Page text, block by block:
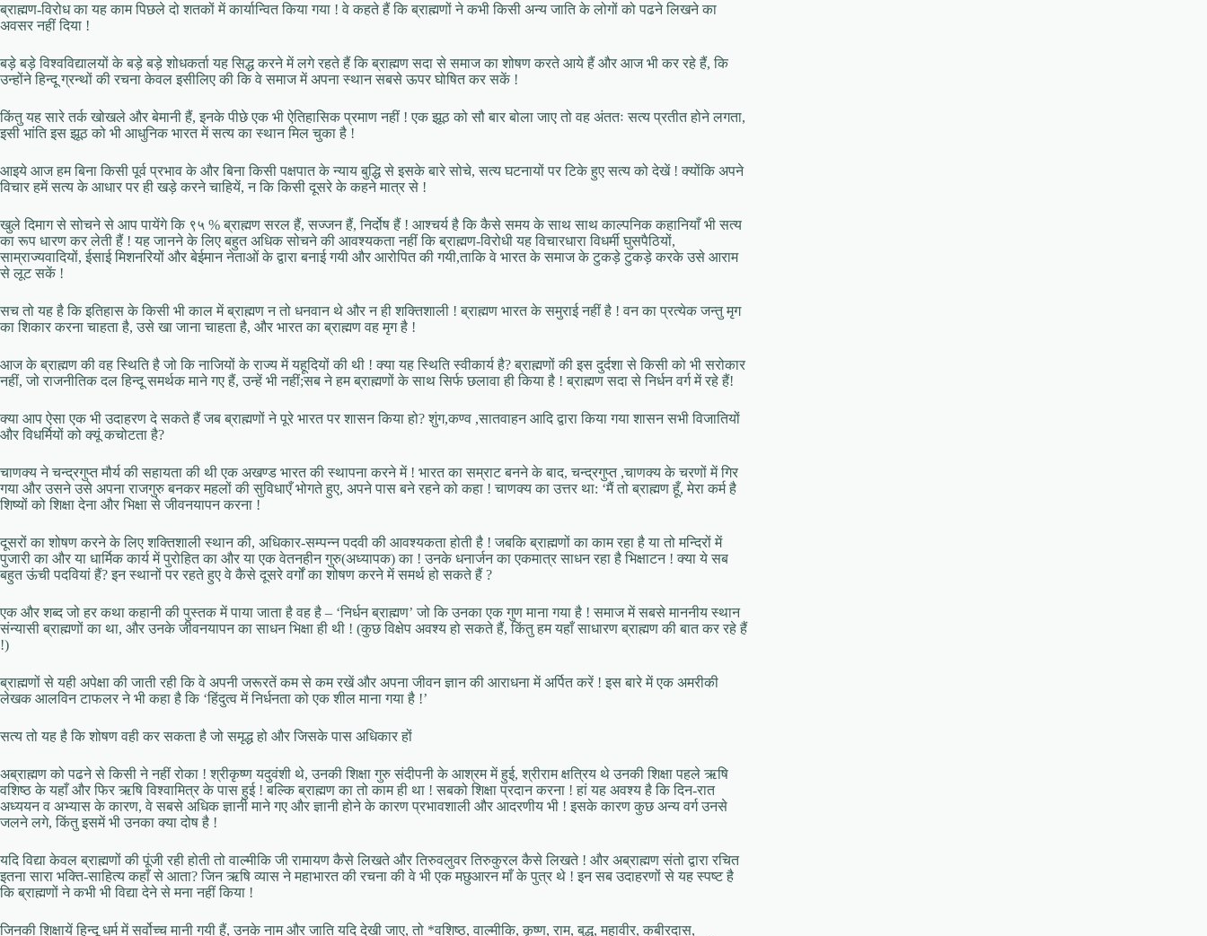
ब्राह्मण-विरोध का यह काम पिछले दो शतकों में कार्यान्वित किया गया ! वे कहते हैं कि ब्राह्मणों ने कभी किसी अन्य जाति के लोगों को पढने लिखने का
अवसर नहीं दिया !
बड़े बड़े विश्वविद्यालयों के बड़े बड़े शोधकर्ता यह सिद्ध करने में लगे रहते हैं कि ब्राह्मण सदा से समाज का शोषण करते आये हैं और आज भी कर रहे हैं, कि
उन्होंने हिन्दू ग्रन्थों की रचना केवल इसीलिए की कि वे समाज में अपना स्थान सबसे ऊपर घोषित कर सकें !
किंतु यह सारे तर्क खोखले और बेमानी हैं, इनके पीछे एक भी ऐतिहासिक प्रमाण नहीं ! एक झूठ को सौ बार बोला जाए तो वह अंततः सत्य प्रतीत होने लगता,
इसी भांति इस झूठ को भी आधुनिक भारत में सत्य का स्थान मिल चुका है !
आइये आज हम बिना किसी पूर्व प्रभाव के और बिना किसी पक्षपात के न्याय बुद्धि से इसके बारे सोचे, सत्य घटनायों पर टिके हुए सत्य को देखें ! क्योंकि अपने
विचार हमें सत्य के आधार पर ही खड़े करने चाहियें, न कि किसी दूसरे के कहने मात्र से !
खुले दिमाग से सोचने से आप पायेंगे कि ९५ % ब्राह्मण सरल हैं, सज्जन हैं, निर्दोष हैं ! आश्चर्य है कि कैसे समय के साथ साथ काल्पनिक कहानियाँ भी सत्य
का रूप धारण कर लेती हैं ! यह जानने के लिए बहुत अधिक सोचने की आवश्यकता नहीं कि ब्राह्मण-विरोधी यह विचारधारा विधर्मी घुसपैठियों,
साम्राज्यवादियों, ईसाई मिशनरियों और बेईमान नेताओं के द्वारा बनाई गयी और आरोपित की गयी,ताकि वे भारत के समाज के टुकड़े टुकड़े करके उसे आराम
से लूट सकें !
सच तो यह है कि इतिहास के किसी भी काल में ब्राह्मण न तो धनवान थे और न ही शक्तिशाली ! ब्राह्मण भारत के समुराई नहीं है ! वन का प्रत्येक जन्तु मृग
का शिकार करना चाहता है, उसे खा जाना चाहता है, और भारत का ब्राह्मण वह मृग है !
आज के ब्राह्मण की वह स्थिति है जो कि नाजियों के राज्य में यहूदियों की थी ! क्या यह स्थिति स्वीकार्य है? ब्राह्मणों की इस दुर्दशा से किसी को भी सरोकार
नहीं, जो राजनीतिक दल हिन्दू समर्थक माने गए हैं, उन्हें भी नहीं;सब ने हम ब्राह्मणों के साथ सिर्फ छलावा ही किया है ! ब्राह्मण सदा से निर्धन वर्ग में रहे हैं!
क्या आप ऐसा एक भी उदाहरण दे सकते हैं जब ब्राह्मणों ने पूरे भारत पर शासन किया हो? शुंग,कण्व ,सातवाहन आदि द्वारा किया गया शासन सभी विजातियों
और विधर्मियों को क्यूं कचोटता है?
चाणक्य ने चन्द्रगुप्त मौर्य की सहायता की थी एक अखण्ड भारत की स्थापना करने में ! भारत का सम्राट बनने के बाद, चन्द्रगुप्त ,चाणक्य के चरणों में गिर
गया और उसने उसे अपना राजगुरु बनकर महलों की सुविधाएँ भोगते हुए, अपने पास बने रहने को कहा ! चाणक्य का उत्तर था: ‘मैं तो ब्राह्मण हूँ, मेरा कर्म है
शिष्यों को शिक्षा देना और भिक्षा से जीवनयापन करना !
दूसरों का शोषण करने के लिए शक्तिशाली स्थान की, अधिकार-सम्पन्न पदवी की आवश्यकता होती है ! जबकि ब्राह्मणों का काम रहा है या तो मन्दिरों में
पुजारी का और या धार्मिक कार्य में पुरोहित का और या एक वेतनहीन गुरु(अध्यापक) का ! उनके धनार्जन का एकमात्र साधन रहा है भिक्षाटन ! क्या ये सब
बहुत ऊंची पदवियां हैं? इन स्थानों पर रहते हुए वे कैसे दूसरे वर्गों का शोषण करने में समर्थ हो सकते हैं ?
एक और शब्द जो हर कथा कहानी की पुस्तक में पाया जाता है वह है – ‘निर्धन ब्राह्मण’ जो कि उनका एक गुण माना गया है ! समाज में सबसे माननीय स्थान
संन्यासी ब्राह्मणों का था, और उनके जीवनयापन का साधन भिक्षा ही थी ! (कुछ विक्षेप अवश्य हो सकते हैं, किंतु हम यहाँ साधारण ब्राह्मण की बात कर रहे हैं
!)
ब्राह्मणों से यही अपेक्षा की जाती रही कि वे अपनी जरूरतें कम से कम रखें और अपना जीवन ज्ञान की आराधना में अर्पित करें ! इस बारे में एक अमरीकी
लेखक आलविन टाफलर ने भी कहा है कि ‘हिंदुत्व में निर्धनता को एक शील माना गया है !’
सत्य तो यह है कि शोषण वही कर सकता है जो समृद्ध हो और जिसके पास अधिकार हों
अब्राह्मण को पढने से किसी ने नहीं रोका ! श्रीकृष्ण यदुवंशी थे, उनकी शिक्षा गुरु संदीपनी के आश्रम में हुई, श्रीराम क्षत्रिय थे उनकी शिक्षा पहले ऋषि
वशिष्ठ के यहाँ और फिर ऋषि विश्वामित्र के पास हुई ! बल्कि ब्राह्मण का तो काम ही था ! सबको शिक्षा प्रदान करना ! हां यह अवश्य है कि दिन-रात
अध्ययन व अभ्यास के कारण, वे सबसे अधिक ज्ञानी माने गए और ज्ञानी होने के कारण प्रभावशाली और आदरणीय भी ! इसके कारण कुछ अन्य वर्ग उनसे
जलने लगे, किंतु इसमें भी उनका क्या दोष है !
यदि विद्या केवल ब्राह्मणों की पूंजी रही होती तो वाल्मीकि जी रामायण कैसे लिखते और तिरुवलुवर तिरुकुरल कैसे लिखते ! और अब्राह्मण संतो द्वारा रचित
इतना सारा भक्ति-साहित्य कहाँ से आता? जिन ऋषि व्यास ने महाभारत की रचना की वे भी एक मछुआरन माँ के पुत्र थे ! इन सब उदाहरणों से यह स्पष्ट है
कि ब्राह्मणों ने कभी भी विद्या देने से मना नहीं किया !
जिनकी शिक्षायें हिन्दू धर्म में सर्वोच्च मानी गयी हैं, उनके नाम और जाति यदि देखी जाए, तो *वशिष्ठ, वाल्मीकि, कृष्ण, राम, बुद्ध, महावीर, कबीरदास,